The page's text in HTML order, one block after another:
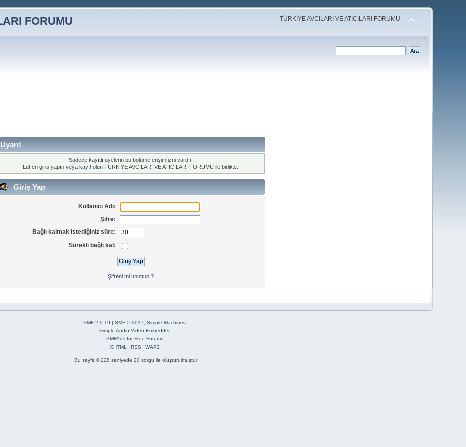
TÜRKİYE AVCILARI VE ATICILARI FORUMU
Uyarı!
Sadece kayıtlı üyelerin bu bölüme erişim izni vardır.
Lütfen giriş yapın veya kayıt olun TURKIYE AVCILARI VE ATICILARI FORUMU ile birlikte.
Giriş Yap
Kullanıcı Adı:
Şifre:
Bağlı kalmak istediğiniz süre:
Sürekli bağlı kal:
Şifreni mi unuttun ?
SMF 2.0.19 | SMF © 2017
Simple Machines
Simple Audio Video Embedder
SMFAdsforFree Forums
XHTML
RSS WAP2
Bu sayfa 0.228 saniyede 20 sorgu ile oluşturulmuştur